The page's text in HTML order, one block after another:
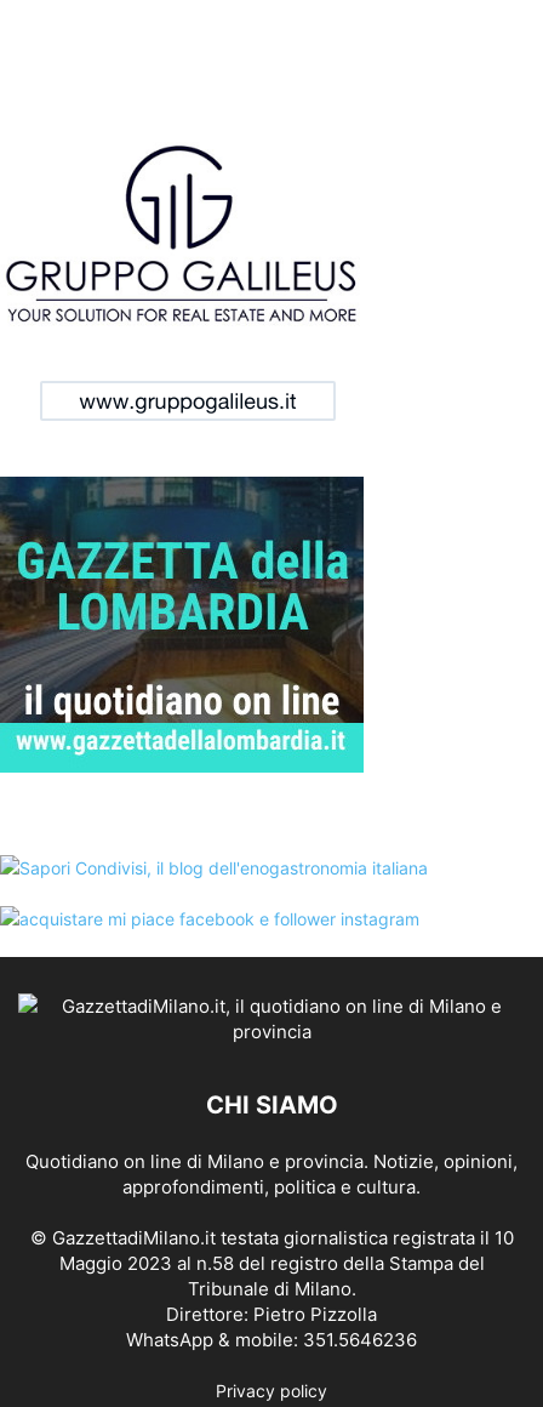
CHI SIAMO
Quotidiano on line di Milano e provincia. Notizie, opinioni,
approfondimenti, politica e cultura.
© GazzettadiMilano.it testata giornalistica registrata il 10
Maggio 2023 al n.58 del registro della Stampa del
Tribunale di Milano.
Direttore: Pietro Pizzolla
WhatsApp & mobile: 351.5646236
Privacy policy